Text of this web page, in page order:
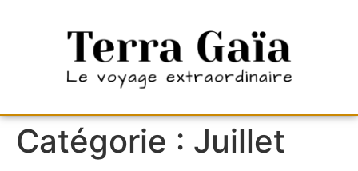
Catégorie : Juillet